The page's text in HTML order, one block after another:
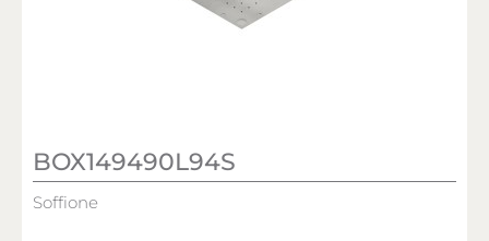
BOX149490L94S
Soffione